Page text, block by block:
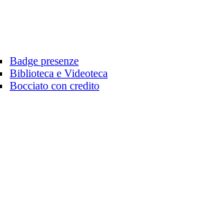
Badge presenze
Biblioteca e Videoteca
Bocciato con credito